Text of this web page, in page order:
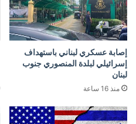
إصابة عسكري لبناني باستهداف
إسرائيلي لبلدة المنصوري جنوب
لبنان
منذ 16 ساعة